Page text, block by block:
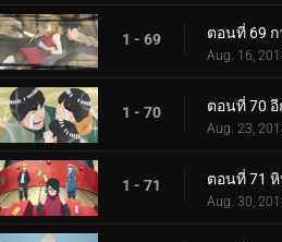
1 - 69
Aug. 16,
1 - 70
Aug. 23,
1 - 71 ตอนที่ 71
Aug. 30,